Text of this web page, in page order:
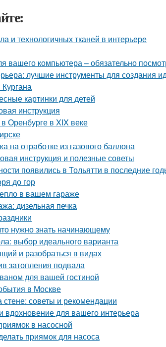
и технологичных тканей в интерьере
компьютера – обязательно
лучшие инструменты для создания
картинки для детей
инструкция
Оренбурге в XIX веке
на отработке из газового баллона
инструкция и полезные советы
появились в Тольятти в последние
до гор
в вашем гараже
дизельная печка
нужно знать начинающему
выбор идеального варианта
и разобраться в видах
затопления подвала
для вашей гостиной
в Москве
советы и рекомендации
вдохновение для вашего интерьера
в насосной
приямок для насоса